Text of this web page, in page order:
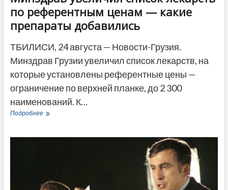
по референтным ценам — какие
препараты добавились
ТБИЛИСИ, 24 августа — Новости-Грузия.
Минздрав Грузии увеличил список лекарств, на
которые установлены референтные цены —
ограничение по верхней планке, до 2 300
наименований. К…
ПодробнееМинздрав
лекарств
какие